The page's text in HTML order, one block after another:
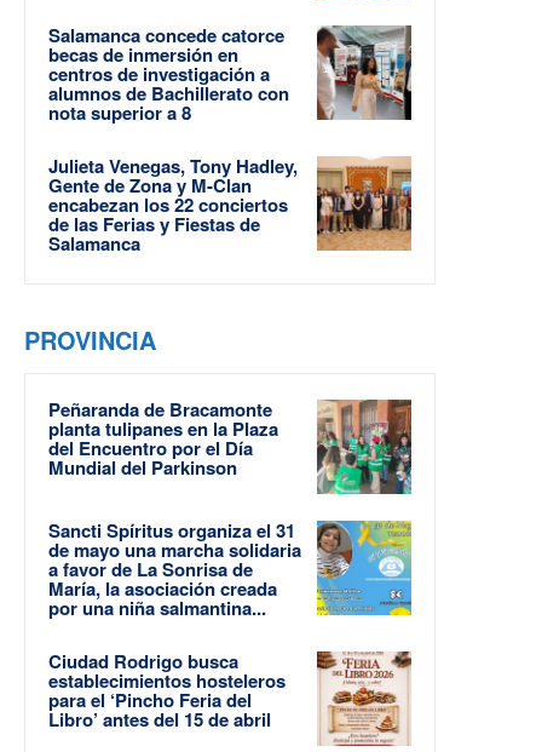
Salamanca concede catorce
becas de inmersión en
centros de investigación a
alumnos de Bachillerato con
nota superior a 8
Julieta Venegas, Tony Hadley,
Gente de Zona y M-Clan
encabezan los 22 conciertos
de las Ferias y Fiestas de
Salamanca
PROVINCIA
Peñaranda de Bracamonte
planta tulipanes en la Plaza
del Encuentro por el Día
Mundial del Parkinson
Sancti Spíritus organiza el 31
de mayo una marcha solidaria
a favor de La Sonrisa de
María, la asociación creada
por una niña salmantina...
Ciudad Rodrigo busca
establecimientos hosteleros
para el ‘Pincho Feria del
Libro’ antes del 15 de abril